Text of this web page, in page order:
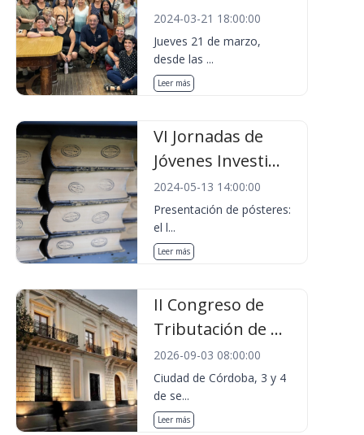
2024-03-21 18:00:00
Jueves 21 de marzo,
desde las ...
Leer más
VI Jornadas de
Jóvenes Investi...
2024-05-13 14:00:00
Presentación de pósteres:
el l...
Leer más
II Congreso de
Tributación de ...
2026-09-03 08:00:00
Ciudad de Córdoba, 3 y 4
de se...
Leer más